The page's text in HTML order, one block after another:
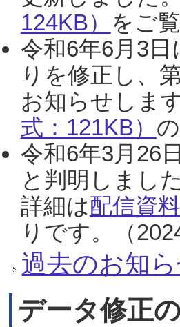
124KB） をご
令和6年6月3
りを修正し、
お知らせしま
式：121KB）
令和6年3月26
と判明しまし
詳細は配信資
りです。（
過去のお知
データ修正